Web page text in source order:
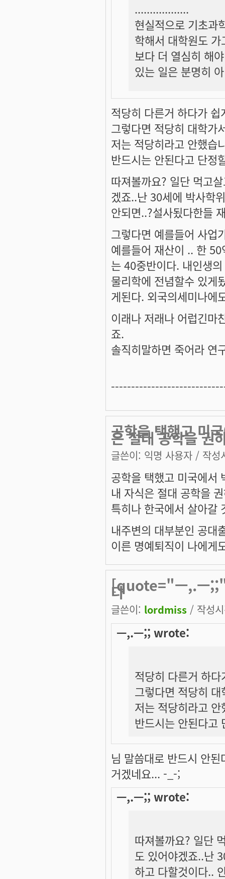
..................
현실적으로 기초과
학해서 대학원도
보다 더 열심히 해
있는 일은 분명히
적당히 다른거 하다가 쉽
그렇다면 적당히 대학가
저는 적당히라고 안했습
반드시는 안된다고 단정
따져볼까요? 일단 먹고
겠죠..난 30세에 박사학
안되면..?설사됬다한들
그렇다면 예를들어 사업
예를들어 재산이 .. 한
는 40중반이다. 내인생
물리학에 전념할수 있게
게된다. 외국의세미나에
이래나 저래나 어럽긴마
죠.
솔직히말하면 죽어라 연
공학을 택했고 미
은 절대 공학을 권
글쓴이: 익명 사용자 / 작성
공학을 택했고 미국에서
내 자식은 절대 공학을
특히나 한국에서 살아갈
내주변의 대부분인 공대
이른 명예퇴직이 나에게
[quote="ㅡ,.ㅡ;;"]
다
글쓴이: lordmiss / 작성
ㅡ,.ㅡ;; wrote:
적당히 다른거 하
그렇다면 적당히
저는 적당히라고
반드시는 안된다고
님 말씀대로 반드시 안
거겠네요... -_-;
ㅡ,.ㅡ;; wrote:
따져볼까요? 일단
도 있어야겠죠..난
하고 다할것이다..